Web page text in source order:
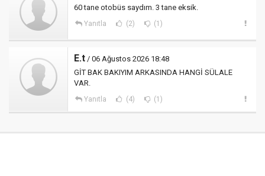
60 tane otobüs saydım. 3 tane eksik.
Yanıtla (2) (1)
E.t / 06 Ağustos 2026 18:48
GİT BAK BAKIYIM ARKASINDA HANGİ SÜLALE
VAR.
Yanıtla (4) (1)